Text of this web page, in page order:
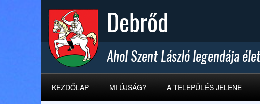
KEZDŐLAP MI ÚJSÁG? A TELEPÜLÉS JELENE